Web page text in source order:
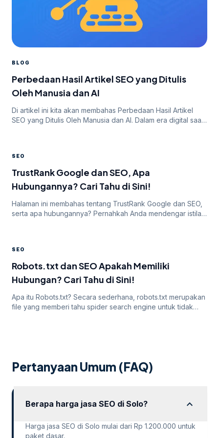
BLOG
Perbedaan Hasil Artikel SEO yang Ditulis
Oleh Manusia dan AI
Di artikel ini kita akan membahas Perbedaan Hasil Artikel
SEO yang Ditulis Oleh Manusia dan AI. Dalam era digital saat
pencari seperti Google. Artikel SEO berkualitas dan relevan
menjadi salah satu kunci […]
SEO
TrustRank Google dan SEO, Apa
Hubungannya? Cari Tahu di Sini!
Halaman ini membahas tentang TrustRank Google dan SEO,
serta apa hubungannya? Pernahkah Anda mendengar istilah
yang satu ini, mari kita cari tahu tentang topik yang satu ini
hingga tuntas. Ketahui dari pengertiannya […]
SEO
Robots.txt dan SEO Apakah Memiliki
Hubungan? Cari Tahu di Sini!
Apa itu Robots.txt? Secara sederhana, robots.txt merupakan
file yang memberi tahu spider search engine untuk tidak
Sebagian […]
Pertanyaan Umum (FAQ)
Berapa harga jasa SEO di Solo? expand_more
Harga jasa SEO di Solo mulai dari Rp 1.200.000 untuk
paket dasar.